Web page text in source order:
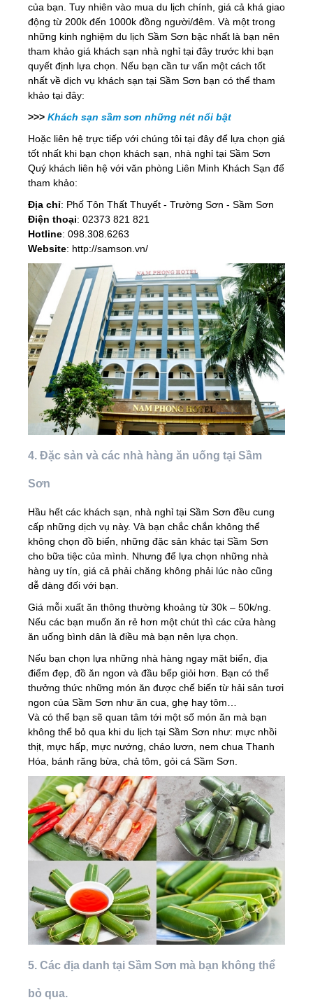
của bạn. Tuy nhiên vào mua du lịch chính, giá cả khá giao
động từ 200k đến 1000k đồng người/đêm. Và một trong
những kinh nghiệm du lịch Sầm Sơn bậc nhất là bạn nên
tham khảo giá khách sạn nhà nghỉ tại đây trước khi bạn
quyết định lựa chọn. Nếu bạn cần tư vấn một cách tốt
nhất về dịch vụ khách sạn tại Sầm Sơn bạn có thể tham
khảo tại đây:
>>> Khách sạn sầm sơn những nét nổi bật
Hoặc liên hệ trực tiếp với chúng tôi tại đây để lựa chọn giá
tốt nhất khi bạn chọn khách sạn, nhà nghỉ tại Sầm Sơn
Quý khách liên hệ với văn phòng Liên Minh Khách Sạn để
tham khảo:
Địa chỉ: Phố Tôn Thất Thuyết - Trường Sơn - Sầm Sơn
Điện thoại: 02373 821 821
Hotline: 098.308.6263
Website: http://samson.vn/
4. Đặc sản và các nhà hàng ăn uống tại Sầm
Sơn
Hầu hết các khách sạn, nhà nghỉ tại Sầm Sơn đều cung
cấp những dịch vụ này. Và bạn chắc chắn không thể
không chọn đồ biển, những đặc sản khác tại Sầm Sơn
cho bữa tiệc của mình. Nhưng để lựa chọn những nhà
hàng uy tín, giá cả phải chăng không phải lúc nào cũng
dễ dàng đối với bạn.
Giá mỗi xuất ăn thông thường khoảng từ 30k – 50k/ng.
Nếu các bạn muốn ăn rẻ hơn một chút thì các cửa hàng
ăn uống bình dân là điều mà bạn nên lựa chọn.
Nếu bạn chọn lựa những nhà hàng ngay mặt biển, địa
điểm đẹp, đồ ăn ngon và đầu bếp giỏi hơn. Bạn có thể
thưởng thức những món ăn được chế biến từ hải sản tươi
ngon của Sầm Sơn như ăn cua, ghẹ hay tôm…
Và có thể bạn sẽ quan tâm tới một số món ăn mà bạn
không thể bỏ qua khi du lịch tại Sầm Sơn như: mực nhồi
thịt, mực hấp, mực nướng, cháo lươn, nem chua Thanh
Hóa, bánh răng bừa, chả tôm, gỏi cá Sầm Sơn.
5. Các địa danh tại Sầm Sơn mà bạn không thể
bỏ qua.